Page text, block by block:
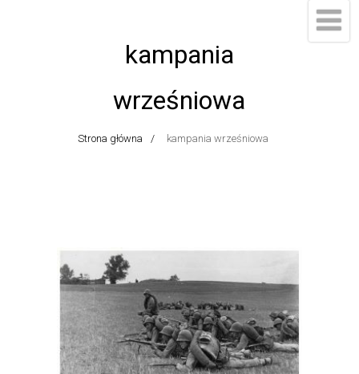
kampania
wrześniowa
Strona główna kampania wrześniowa